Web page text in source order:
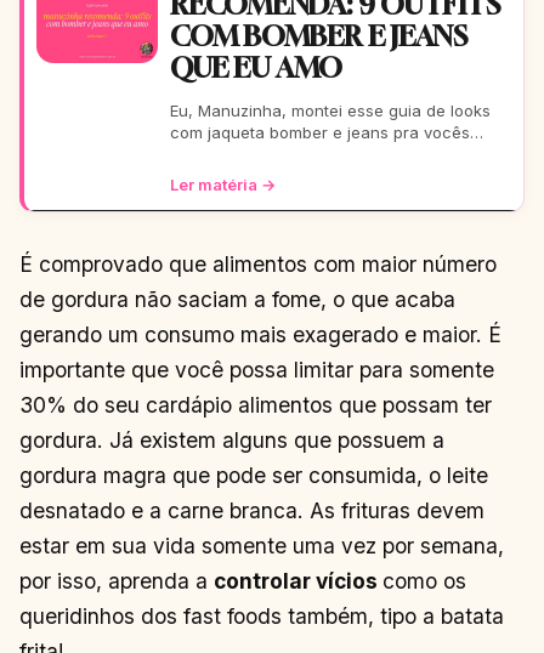
COM BOMBER E JEANS
QUE EU AMO
Eu, Manuzinha, montei esse guia de looks
com jaqueta bomber e jeans pra vocês
Tudo testado e aprova
Ler matéria →
É comprovado que alimentos com maior número
de gordura não saciam a fome, o que acaba
gerando um consumo mais exagerado e maior. É
importante que você possa limitar para somente
30% do seu cardápio alimentos que possam ter
gordura. Já existem alguns que possuem a
gordura magra que pode ser consumida, o leite
desnatado e a carne branca. As frituras devem
estar em sua vida somente uma vez por semana,
por isso, aprenda a controlar vícios como os
queridinhos dos fast foods também, tipo a batata